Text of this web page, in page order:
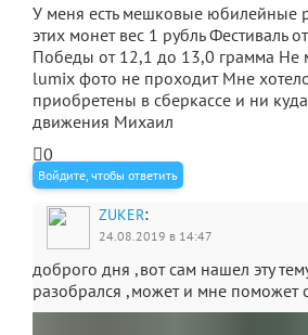
У меня есть мешковые юбилейные
этих монет вес 1 рубль Фестиваль
Победы от 12,1 до 13,0 грамма Не
lumix фото не проходит Мне
приобретены в сберкассе и ни
движения Михаил
0
Войдите, чтобы ответить
ZUKER:
24.08.2019 в 14:47
доброго дня ,вот сам нашел эту
разобрался ,может и мне поможет